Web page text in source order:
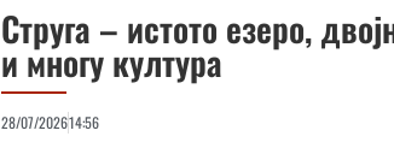
Струга – истото езеро,
и многу култура
28/07/202614:56